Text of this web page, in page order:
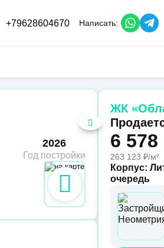
+79628604670 Написать:
2026
Год постройки
6
263 123 ₽/м²
ЖК
Корпус:
очередь